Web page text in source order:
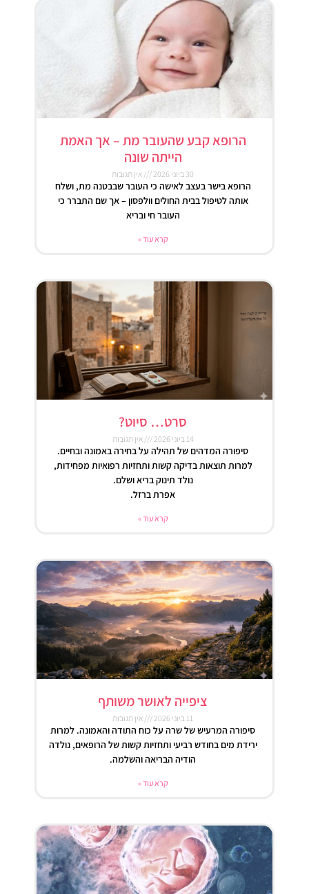
הרופא קבע שהעובר מת – אך האמת
הייתה שונה
30 ביוני 2026 אין תגובות
הרופא בישר בעצב לאישה כי העובר שבבטנה מת, ושלח
אותה לטיפול בבית החולים וולפסון – אך שם התברר כי
העובר חי ובריא
קרא עוד »
סרט… סיוט?
14 ביוני 2026 אין תגובות
סיפורה המדהים של תהילה על בחירה באמונה ובחיים.
למרות תוצאות בדיקה קשות ותחזיות רפואיות מפחידות,
נולד תינוק בריא ושלם.
אפרת ברזל.
קרא עוד »
ציפייה לאושר משותף
11 ביוני 2026 אין תגובות
סיפורה המרעיש של שרה על כוח התודה והאמונה. למרות
ירידת מים בחודש רביעי ותחזיות קשות של הרופאים, נולדה
הודיה הבריאה והשלמה.
קרא עוד »